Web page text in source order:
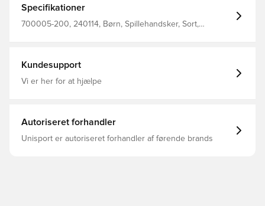
gør at du sikkert og effektivt kan ses i mørket Designet
med stilfuldt Unisport-logo på ydersiden Fremstillet i 85%
polyester og 15% elastan.
Specifikationer
700005-200, 240114, Børn, Spillehandsker, Sort,
Kundesupport
Vi er her for at hjælpe
Autoriseret forhandler
Unisport er autoriseret forhandler af førende brands